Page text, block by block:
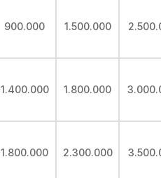
900.000 1.500.000
1.400.000 1.800.000
1.800.000 2.300.000